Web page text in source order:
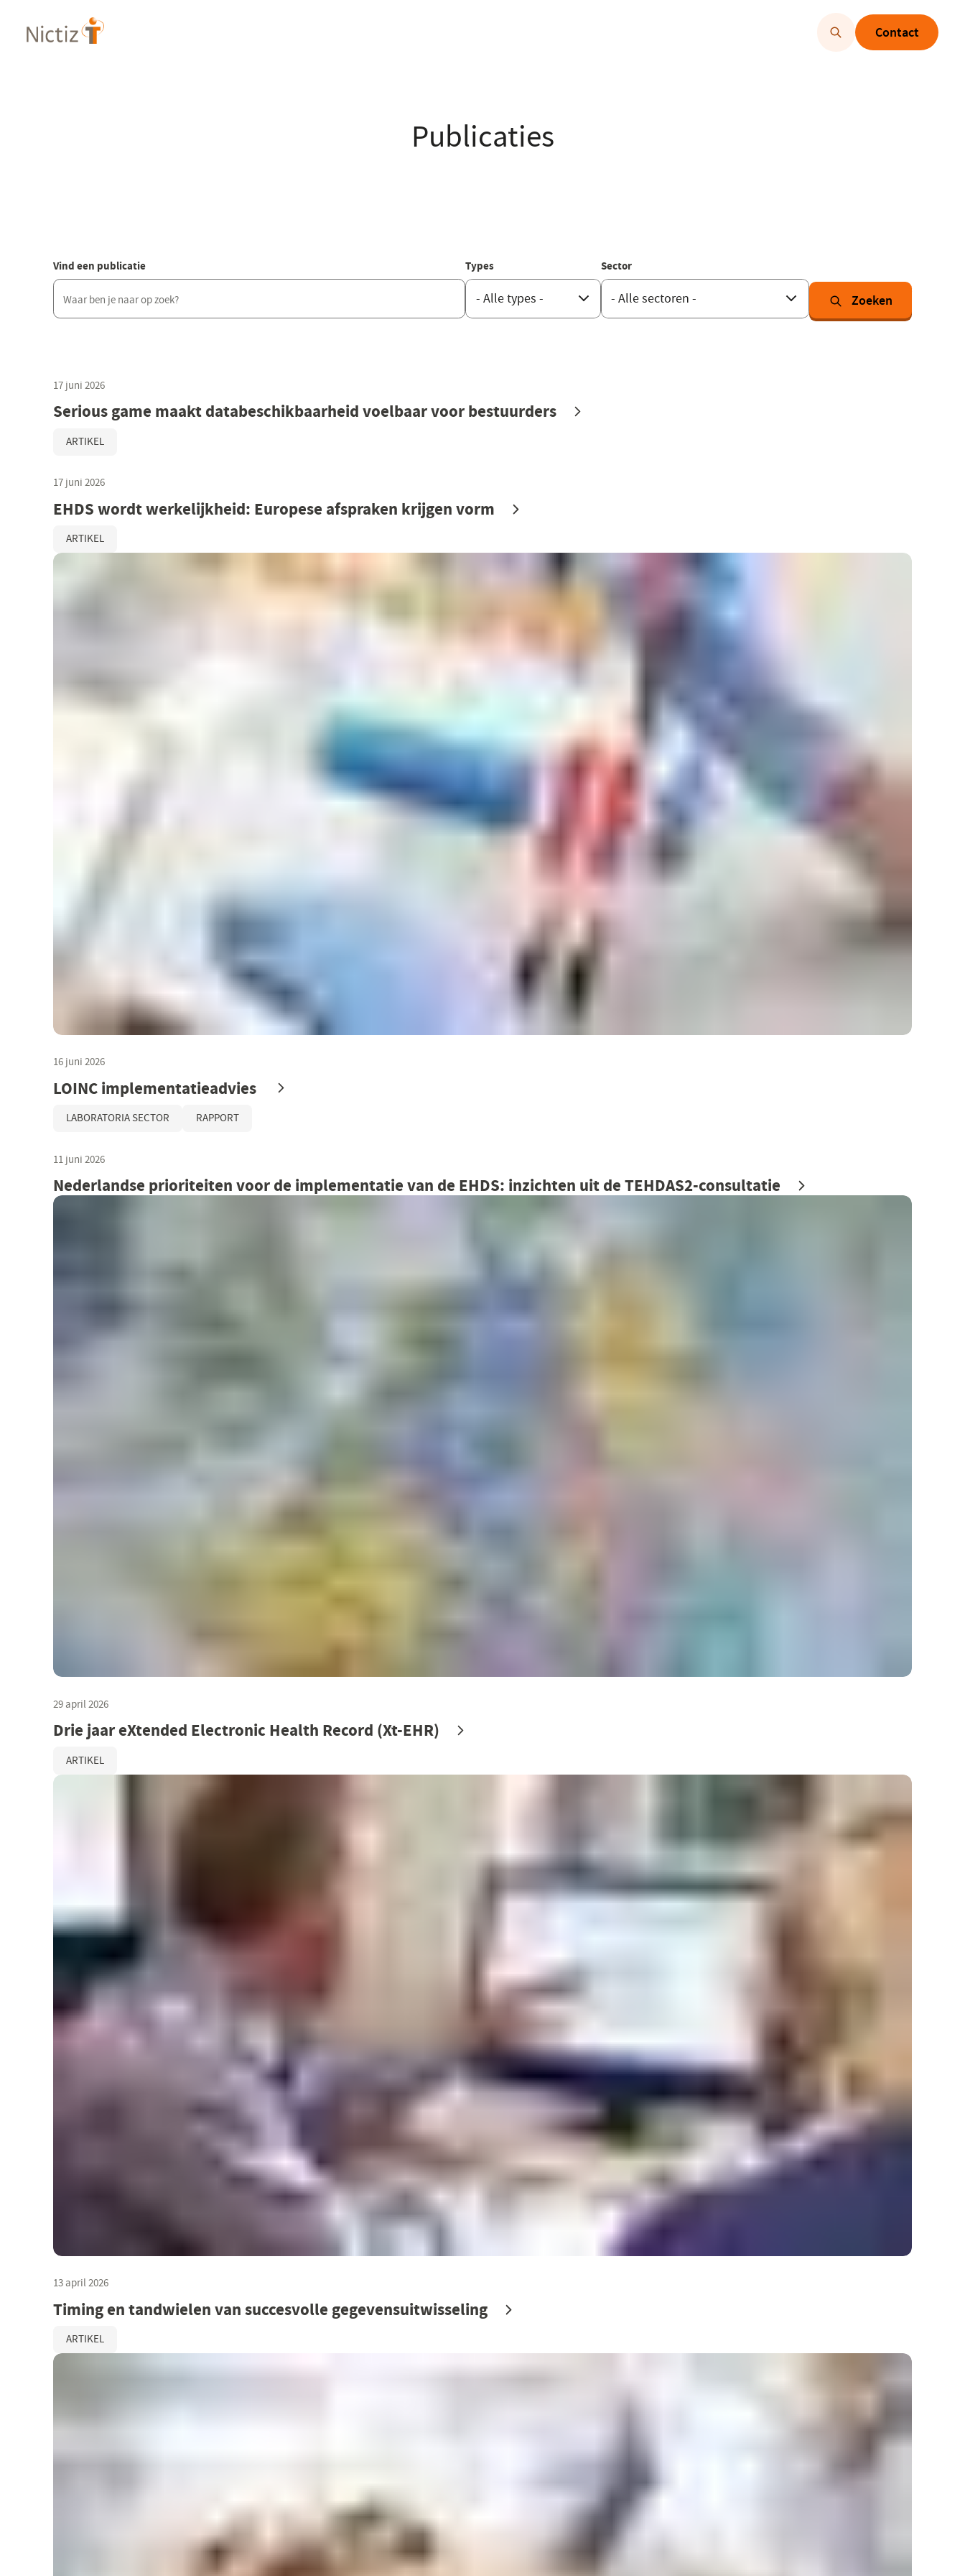
en
Contact
Publicaties
Vind een publicatie Types Sector
Zoeken
17 juni 2026
Serious game maakt databeschikbaarheid voelbaar voor bestuurders
ARTIKEL
17 juni 2026
EHDS wordt werkelijkheid: Europese afspraken krijgen vorm
ARTIKEL
16 juni 2026
LOINC implementatieadvies
LABORATORIA SECTOR RAPPORT
11 juni 2026
Nederlandse prioriteiten voor de implementatie van de EHDS: inzichten uit de TEHDAS2-consultatie
29 april 2026
Drie jaar eXtended Electronic Health Record (Xt-EHR)
ARTIKEL
13 april 2026
Timing en tandwielen van succesvolle gegevensuitwisseling
ARTIKEL